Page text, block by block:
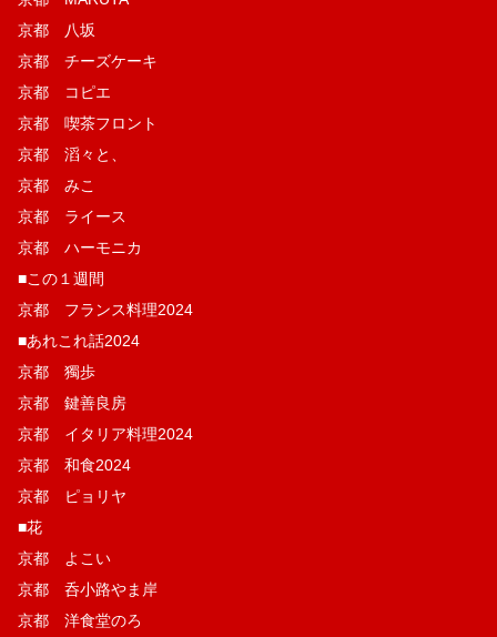
京都 八坂
京都 チーズケーキ
京都 コピエ
京都 喫茶フロント
京都 滔々と、
京都 みこ
京都 ライース
京都 ハーモニカ
■この１週間
京都 フランス料理2024
■あれこれ話2024
京都 獨歩
京都 鍵善良房
京都 イタリア料理2024
京都 和食2024
京都 ピョリヤ
■花
京都 よこい
京都 呑小路やま岸
京都 洋食堂のろ